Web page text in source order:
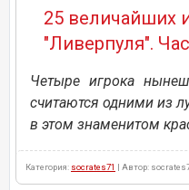
25 величайших
"Ливерпуля".
Четыре игрока
считаются одними из
в этом знаменитом
Категория: socrates71 | Автор: